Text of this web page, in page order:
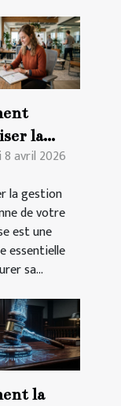
la
de
avril 2026
la gestion
de votre
est une
essentielle
sa...
la